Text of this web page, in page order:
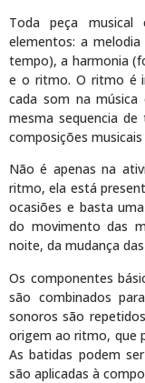
Toda peça musical
elementos: a
tempo), a harmonia
e o ritmo. O ritmo é
cada som na música
mesma sequencia
composições
Não é apenas na
ritmo, ela está
ocasiões e basta
do movimento das
noite, da mudança
Os componentes
são combinados
sonoros são
origem ao ritmo, que
As batidas podem
são aplicadas à